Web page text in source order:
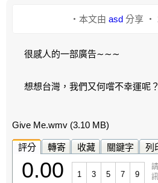
‧本文由 asd 分享 ‧
很感人的一部廣告∼∼∼
想想台灣，我們又何嚐不幸運呢？
Give Me.wmv (3.10 MB)
評分 轉寄 收藏 關鍵字 列
0.00 1 3 5 7 9